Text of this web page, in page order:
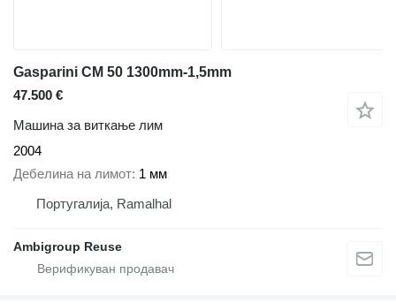
Gasparini CM 50 1300mm-1,5mm
47.500 €
Машина за виткање лим
2004
Дебелина на лимот 1 мм
Португалија, Ramalhal
Ambigroup Reuse